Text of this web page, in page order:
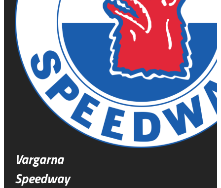
Vargarna
Speedway